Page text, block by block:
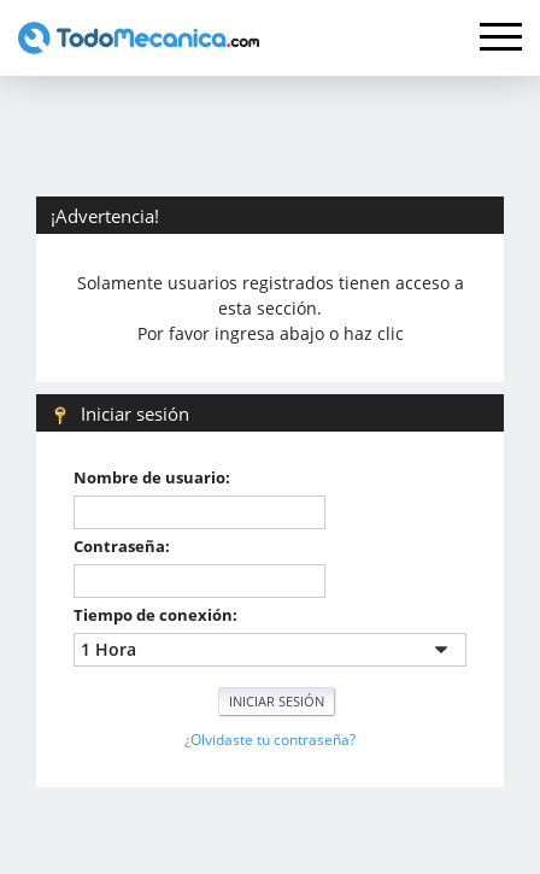
¡Advertencia!
Solamente usuarios registrados tienen acceso a
esta sección.
Por favor ingresa abajo o haz clic
Iniciar sesión
Nombre de usuario:
Contraseña:
Tiempo de conexión:
¿Olvidaste tu contraseña?